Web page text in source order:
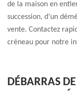
de la maison en
succession, d’un
vente. Contactez
créneau pour notre
DÉBARRAS